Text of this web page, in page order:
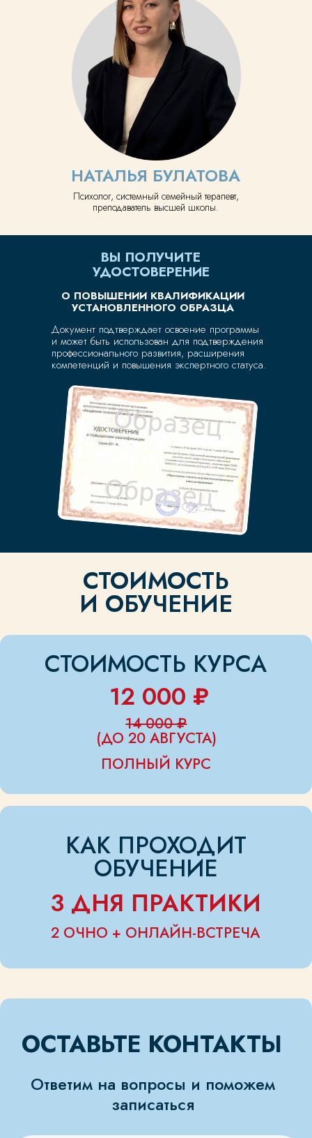
Психолог, системный семейный терапевт,
преподаватель высшей школы.
НАТАЛЬЯ БУЛАТОВА
ВЫ ПОЛУЧИТЕ
УДОСТОВЕРЕНИЕ
О ПОВЫШЕНИИ КВАЛИФИКАЦИИ
УСТАНОВЛЕННОГО ОБРАЗЦА
Документ подтверждает освоение программы
и может быть использован для подтверждения
профессионального развития, расширения
компетенций и повышения экспертного статуса.
3 ДНЯ ПРАКТИКИ
2 ОЧНО + ОНЛАЙН-ВСТРЕЧА
ЗАПИСАТЬСЯ
Ответим на вопросы и поможем
записаться
ОСТАВЬТЕ КОНТАКТЫ
СВЯЗАТЬСЯ С НАМИ
В УДОБНОМ ДЛЯ
ВАС ФОРМАТЕ